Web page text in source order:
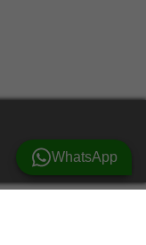
WhatsApp